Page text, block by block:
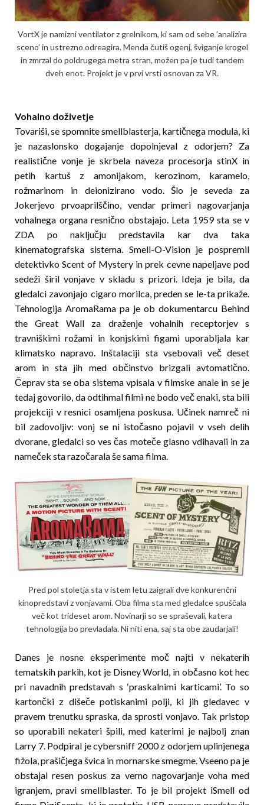
VortX je namizni ventilator z grelnikom, ki sam od sebe ’analizira
sceno’ in ustrez­n­o odreagira. Menda čutiš ogenj, šviganje krogel
in zmrzal do poldrugega met­ra stran, možen pa je tudi tandem
dveh enot. Projekt je v prvi vrsti osnovan za VR.
Vohalno doživetje
Tovariši, se spomnite smellblasterja, kartičnega modula, ki
je nazaslonsko dogajanje dopolnjeval z odorjem? Za
realistične vonje je skrbela naveza procesorja stinX in
petih kartuš z amonijakom, kerozinom, karamelo,
rožmarinom in deionizirano vodo. Šlo je seveda za
Jokerjevo prvoaprilščino, vendar primeri nagovarjanja
vohalnega organa resnično obstajajo. Leta 1959 sta se v
ZDA po na­ključju predstavila kar dva taka
kinematografska sistema. Smell-O-Vision je pospremil
detektivko Scent of Mystery in prek cevne napeljave pod
sedeži širil vonjave v skladu s prizori. Ideja je bila, da
gledalci zavonjajo cigaro morilca, preden se le-ta prikaže.
Tehnologija AromaRama pa je ob dokumentarcu Behind
the Great Wall za draženje vohalnih receptorjev s
travniškimi rožami in konjskimi figami uporabljala kar
klimatsko napravo. Inštalaciji sta vsebovali več deset
arom in sta jih med občinstvo brizgali avtomatično.
Čeprav sta se oba sistema vpisala v filmske anale in se je
tedaj govorilo, da odtihmal filmi ne bodo več enaki, sta bili
projekciji v resnici osamljena poskusa. Učinek namreč ni
bil zadovoljiv: vonj se ni istočasno pojavil v vseh delih
dvorane, gledalci so ves čas moteče glasno vdihavali in za
nameček sta razočarala še sama filma.
Pred pol stoletja sta v istem letu zaigrali dve konkurenčni
kinopredstavi z vonjavami. Oba filma sta med gledalce spuščala
več kot trideset arom. Novinarji so se spraševali, katera
tehnologija bo prevladala. Ni niti ena, saj sta obe zaudarjali!
Danes je nosne eksperimente moč najti v nekaterih
tematskih parkih, kot je Disney World, in občasno kot hec
pri navadnih predstavah s ‘praskalnimi karticami’. To so
kartončki z dišeče potiskanimi polji, ki jih gledavec v
pravem trenutku spraska, da sprosti vonjavo. Tak pristop
so uporabili nekateri špili, med katerimi je najbolj znan
Larry 7. Podpiral je cybersniff 2000 z odorjem uplinjenega
fižola, prašičjega švica in mornarske smegme. Vseeno pa je
obstajal resen poskus za verno nagovarjanje voha med
igranjem, pravi smellblaster. To je bil projekt iSmell od